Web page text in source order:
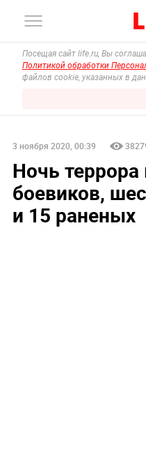
Посещая сайт life.ru, Вы
Политикой обработки
файлов cookie, указанных в
3 ноября 2020, 00:39
Ночь террора
боевиков,
и 15 раненых